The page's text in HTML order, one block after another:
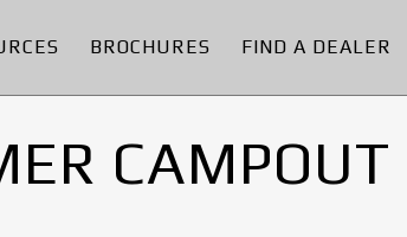
BROCHURES FIND A DEALER
CAMPOUT